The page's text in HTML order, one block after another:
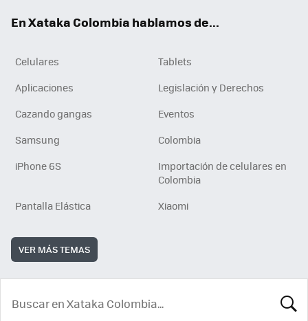
En Xataka Colombia hablamos de...
Celulares
Tablets
Aplicaciones
Legislación y Derechos
Cazando gangas
Eventos
Samsung
Colombia
iPhone 6S
Importación de celulares en
Colombia
Pantalla Elástica
Xiaomi
VER MÁS TEMAS